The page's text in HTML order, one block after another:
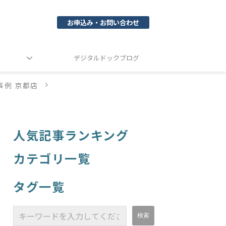
お申込み・お問い合わせ
デジタルドックブログ
例 京都店
人気記事ランキング
カテゴリ一覧
タグ一覧